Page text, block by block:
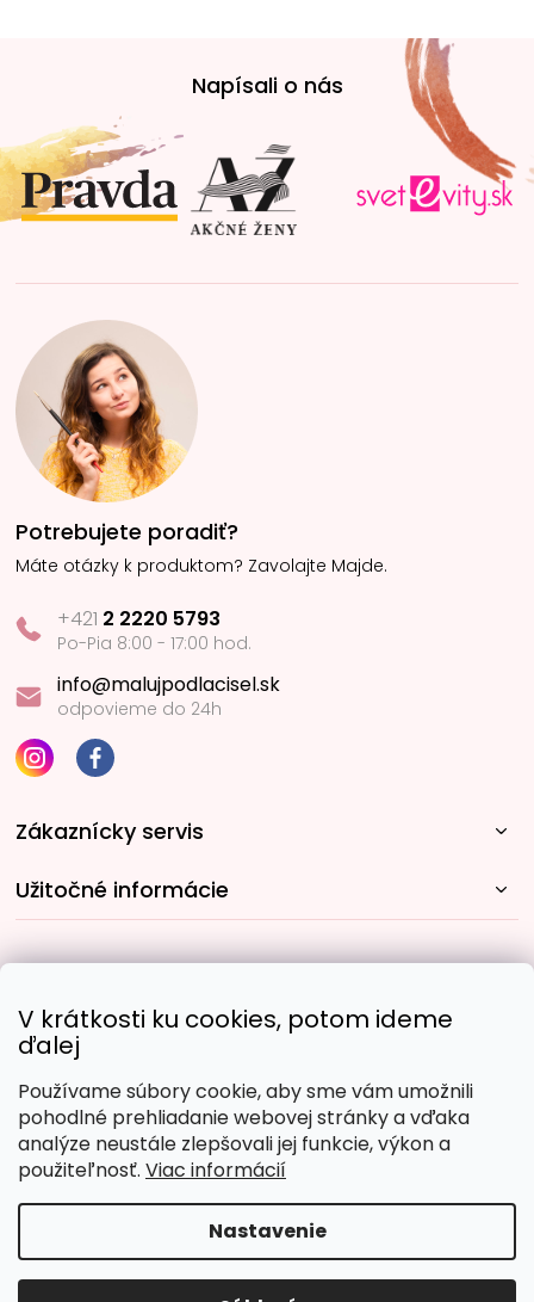
V krátkosti ku cookies, potom ideme
ďalej
Používame súbory cookie, aby sme vám umožnili
pohodlné prehliadanie webovej stránky a vďaka
analýze neustále zlepšovali jej funkcie, výkon a
použiteľnosť. Viac informácií
Nastavenie
t
i
e
Napísali o nás
Potrebujete poradiť?
Máte otázky k produktom? Zavolajte Majde.
+421 2 2220 5793
Po-Pia 8:00 - 17:00 hod.
info@malujpodlacisel.sk
odpovieme do 24h
Zákaznícky servis
Užitočné informácie
Obľúbené spôsoby platby:
Copyright 2026Malujpodlacisel.sk. Všetky práva
vyhradené.Upraviť nastavenie cookies